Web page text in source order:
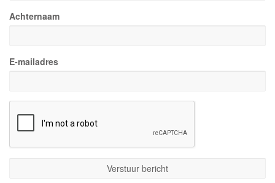
Achternaam
E-mailadres